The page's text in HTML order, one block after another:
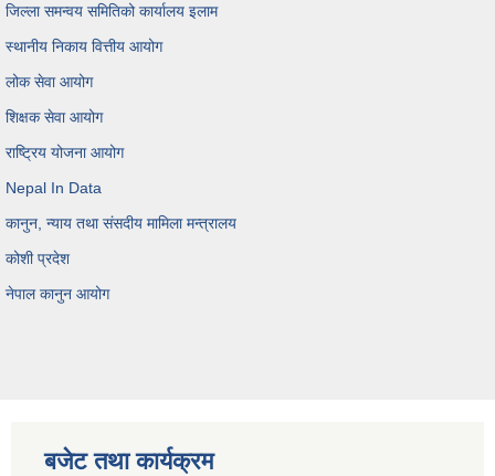
जिल्ला समन्वय समितिको कार्यालय इलाम
स्थानीय निकाय वित्तीय आयोग
लोक सेवा आयोग
शिक्षक सेवा आयोग
राष्ट्रिय योजना आयोग
Nepal In Data
कानुन, न्याय तथा संसदीय मामिला मन्त्रालय
कोशी प्रदेश
नेपाल कानुन आयोग
बजेट तथा कार्यक्रम